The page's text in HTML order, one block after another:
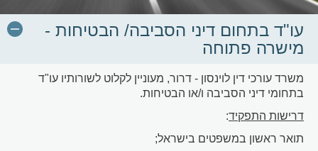
עו"ד בתחום דיני הסביבה/ הבטיחות -
מישרה פתוחה
משרד עורכי דין לוינסון - דרור, מעוניין לקלוט לשורותיו עו"ד
בתחומי דיני הסביבה ו/או הבטיחות.
דרישות התפקיד:
תואר ראשון במשפטים בישראל;